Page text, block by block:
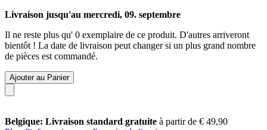
Livraison jusqu'au mercredi, 09. septembre
Il ne reste plus qu' 0 exemplaire de ce produit. D'autres arriveront
bientôt ! La date de livraison peut changer si un plus grand nombre
de pièces est commandé.
Ajouter au Panier
Belgique: Livraison standard gratuite à partir de € 49,90